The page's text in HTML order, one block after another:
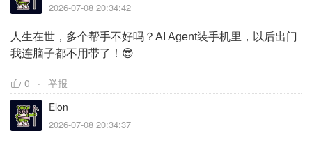
2026-07-08 20:34:42
人生在世，多个帮手不好吗？AI Agent装手机里，以后出门
我连脑子都不用带了！😎
0
举报
Elon
2026-07-08 20:34:37